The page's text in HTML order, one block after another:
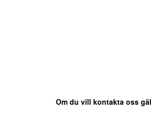
Om du vill kontakta oss